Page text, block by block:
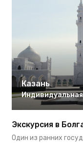
Казань
Индивидуальная
Экскурсия в
Один из ранних